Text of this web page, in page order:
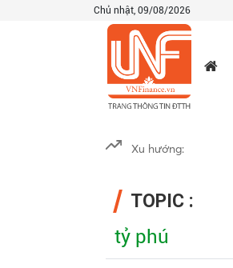
Chủ nhật, 09/08/2026
Xu hướng:
TOPIC :
tỷ phú